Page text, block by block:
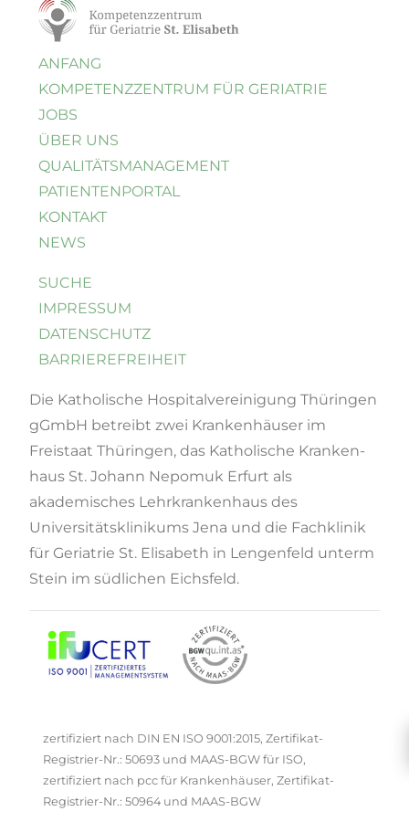
ANFANG
KOMPETENZZENTRUM FÜR GERIATRIE
JOBS
ÜBER UNS
QUALI­TÄTS­MANAGEMENT
PATIENTENPORTAL
KONTAKT
NEWS
SUCHE
IMPRESSUM
DATENSCHUTZ
BARRIEREFREIHEIT
Die Katholische Hospital­vereinigung Thüringen
gGmbH betreibt zwei Krankenhäuser im
Freistaat Thüringen, das Katholische Kranken­
haus St. Johann Nepomuk Erfurt als
akademisches Lehrkrankenhaus des
Universitätsklinikums Jena und die Fachklinik
für Geriatrie St. Elisabeth in Lengenfeld unterm
Stein im südlichen Eichsfeld.
zertifiziert nach DIN EN ISO 9001:2015, Zertifikat-
Registrier-Nr.: 50693 und MAAS-BGW für ISO,
zertifiziert nach pcc für Krankenhäuser, Zertifikat-
Registrier-Nr.: 50964 und MAAS-BGW